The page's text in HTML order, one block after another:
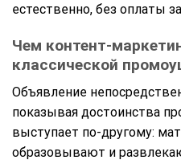
естественно, без оплаты
Чем контент-
классической
Объявление
показывая достоинства
выступает по-другому:
образовывают и